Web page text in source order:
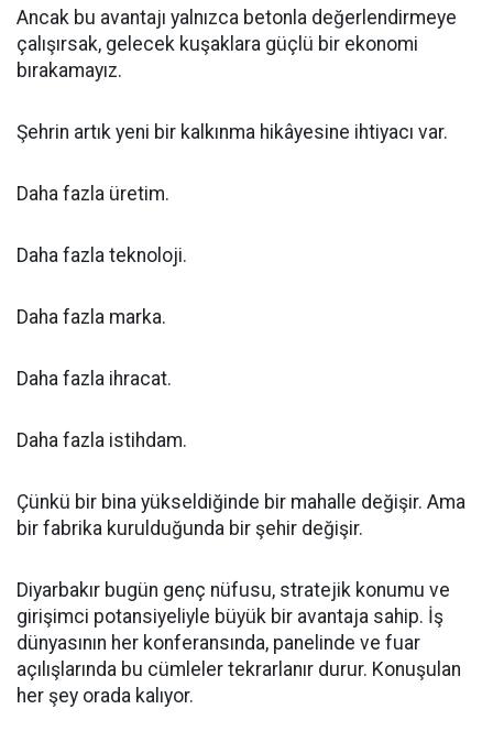
Ancak bu avantajı yalnızca betonla değerlendirmeye
çalışırsak, gelecek kuşaklara güçlü bir ekonomi
bırakamayız.
Şehrin artık yeni bir kalkınma hikâyesine ihtiyacı var.
Daha fazla üretim.
Daha fazla teknoloji.
Daha fazla marka.
Daha fazla ihracat.
Daha fazla istihdam.
Çünkü bir bina yükseldiğinde bir mahalle değişir. Ama
bir fabrika kurulduğunda bir şehir değişir.
Diyarbakır bugün genç nüfusu, stratejik konumu ve
girişimci potansiyeliyle büyük bir avantaja sahip. İş
dünyasının her konferansında, panelinde ve fuar
açılışlarında bu cümleler tekrarlanır durur. Konuşulan
her şey orada kalıyor.